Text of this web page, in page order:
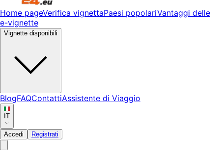
Home pageVerifica vignettaPaesi popolariVantaggi delle
e-vignette
Vignette disponibili
BlogFAQContattiAssistente di Viaggio
IT
Accedi Registrati